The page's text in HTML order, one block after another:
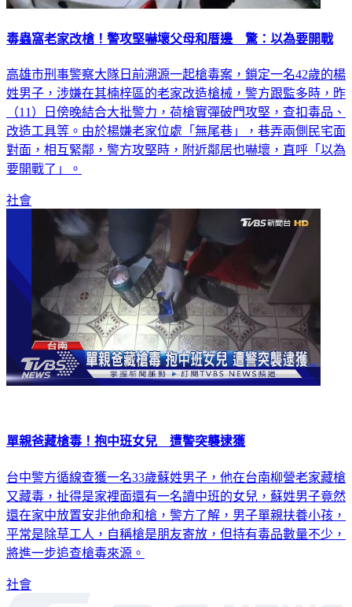
毒蟲窩老家改槍！警攻堅嚇壞父母和厝邊 驚：以為要開戰
高雄市刑事警察大隊日前溯源一起槍毒案，鎖定一名42歲的楊
姓男子，涉嫌在其楠梓區的老家改造槍械，警方跟監多時，昨
（11）日傍晚結合大批警力，荷槍實彈破門攻堅，查扣毒品、
改造工具等。由於楊嫌老家位處「無尾巷」，巷弄兩側民宅面
對面，相互緊鄰，警方攻堅時，附近鄰居也嚇壞，直呼「以為
要開戰了」。
社會
單親爸藏槍毒！抱中班女兒 遭警突襲逮獲
台中警方循線查獲一名33歲蘇姓男子，他在台南柳營老家藏槍
又藏毒，扯得是家裡面還有一名讀中班的女兒，蘇姓男子竟然
還在家中放置安非他命和槍，警方了解，男子單親扶養小孩，
平常是除草工人，自稱槍是朋友寄放，但持有毒品數量不少，
將進一步追查槍毒來源。
社會